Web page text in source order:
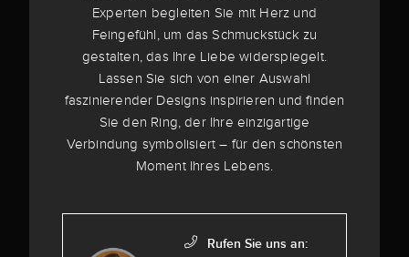
Experten begleiten Sie mit Herz und
Feingefühl, um das Schmuckstück zu
gestalten, das Ihre Liebe widerspiegelt.
Lassen Sie sich von einer Auswahl
faszinierender Designs inspirieren und finden
Sie den Ring, der Ihre einzigartige
Verbindung symbolisiert – für den schönsten
Moment Ihres Lebens.
Rufen Sie uns an: